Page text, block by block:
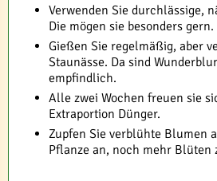
Verwenden Sie durchlässige,
Die mögen sie besonders gern.
Gießen Sie regelmäßig, aber
Staunässe. Da sind
empfindlich.
Alle zwei Wochen freuen sie
Extraportion Dünger.
Zupfen Sie verblühte Blumen
Pflanze an, noch mehr Blüten